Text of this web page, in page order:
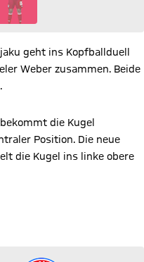
geht ins Kopfballduell
Weber zusammen. Beide
die Kugel
Position. Die neue
die Kugel ins linke obere